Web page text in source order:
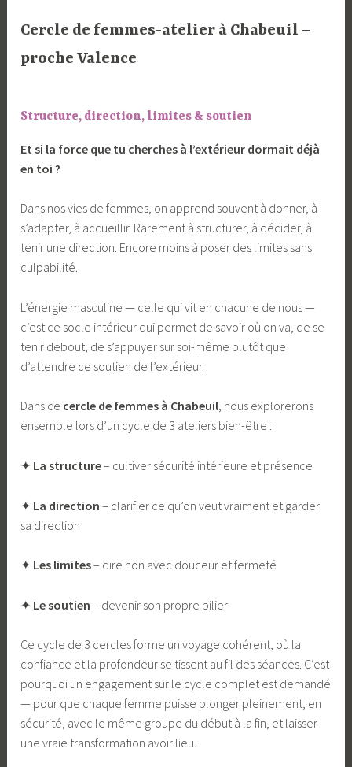
Cercle de femmes-atelier à Chabeuil –
proche Valence
Structure, direction, limites & soutien
Et si la force que tu cherches à l’extérieur dormait déjà
en toi ?
Dans nos vies de femmes, on apprend souvent à donner, à
s’adapter, à accueillir. Rarement à structurer, à décider, à
tenir une direction. Encore moins à poser des limites sans
culpabilité.
L’énergie masculine — celle qui vit en chacune de nous —
c’est ce socle intérieur qui permet de savoir où on va, de se
tenir debout, de s’appuyer sur soi-même plutôt que
d’attendre ce soutien de l’extérieur.
Dans ce cercle de femmes à Chabeuil, nous explorerons
ensemble lors d’un cycle de 3 ateliers bien-être :
✦ La structure– cultiver sécurité intérieure et présence
✦ La direction – clarifier ce qu’on veut vraiment et garder
sa direction
✦ Les limites– dire non avec douceur et fermeté
✦ Le soutien – devenir son propre pilier
Ce cycle de 3 cercles forme un voyage cohérent, où la
confiance et la profondeur se tissent au fil des séances. C’est
pourquoi un engagement sur le cycle complet est demandé
— pour que chaque femme puisse plonger pleinement, en
sécurité, avec le même groupe du début à la fin, et laisser
une vraie transformation avoir lieu.